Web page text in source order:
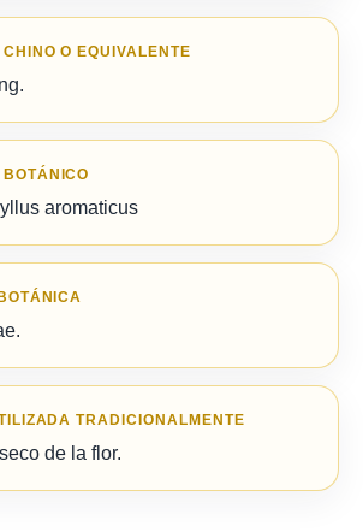
CHINO O EQUIVALENTE
aromaticus
TRADICIONALMENTE
de la flor.